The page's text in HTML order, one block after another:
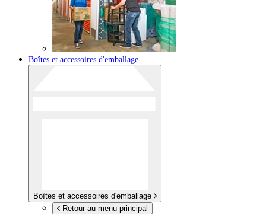
Boîtes et accessoires d'emballage
Boîtes et accessoires d'emballage
Retour au menu principal